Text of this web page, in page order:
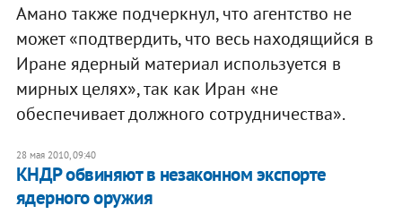
Амано также подчеркнул, что агентство не
может «подтвердить, что весь находящийся в
Иране ядерный материал используется в
мирных целях», так как Иран «не
обеспечивает должного сотрудничества».
28 мая 2010, 09:40
КНДР обвиняют в незаконном экспорте
ядерного оружия